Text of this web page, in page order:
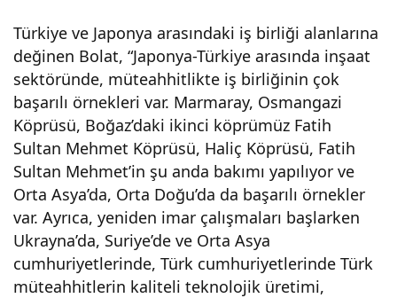
Türkiye ve Japonya arasındaki iş birliği alanlarına
değinen Bolat, “Japonya-Türkiye arasında inşaat
sektöründe, müteahhitlikte iş birliğinin çok
başarılı örnekleri var. Marmaray, Osmangazi
Köprüsü, Boğaz’daki ikinci köprümüz Fatih
Sultan Mehmet Köprüsü, Haliç Köprüsü, Fatih
Sultan Mehmet’in şu anda bakımı yapılıyor ve
Orta Asya’da, Orta Doğu’da da başarılı örnekler
var. Ayrıca, yeniden imar çalışmaları başlarken
Ukrayna’da, Suriye’de ve Orta Asya
cumhuriyetlerinde, Türk cumhuriyetlerinde Türk
müteahhitlerin kaliteli teknolojik üretimi,